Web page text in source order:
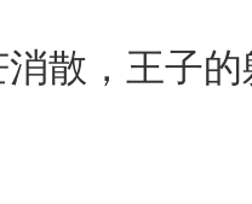
，王子的